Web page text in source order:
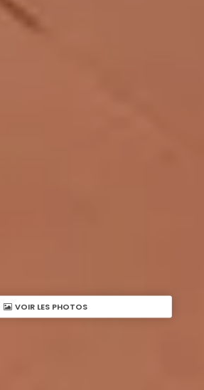
VOIR LES PHOTOS